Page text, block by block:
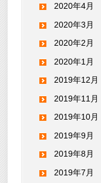
2020年4月
2020年3月
2020年2月
2020年1月
2019年12月
2019年11月
2019年10月
2019年9月
2019年8月
2019年7月